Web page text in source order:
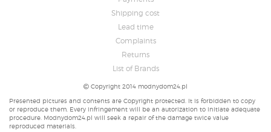
Shipping cost
Lead time
Complaints
Returns
List of Brands
Copyright 2014 modnydom24.pl
Presented pictures and contents are Copyright protected. It is forbidden to copy
or reproduce them. Every infringement will be an autorization to initiate adequate
procedure. Modnydom24.pl will seek a repair of the damage twice value
reproduced materials.